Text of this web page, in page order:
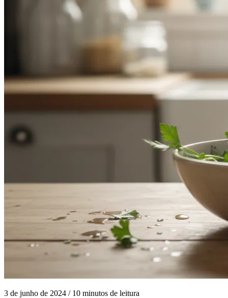
3 de junho de 2024 / 10 minutos de leitura